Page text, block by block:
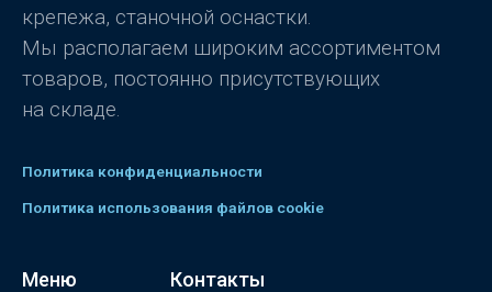
крепежа, станочной оснастки.
Мы располагаем широким ассортиментом
товаров, постоянно присутствующих
на складе.
Политика конфиденциальности
Политика использования файлов cookie
Меню Контакты